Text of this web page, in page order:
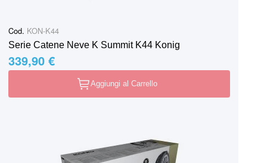
Cod. KON-K44
Serie Catene Neve K Summit K44 Konig
339,90 €
Aggiungi al Carrello